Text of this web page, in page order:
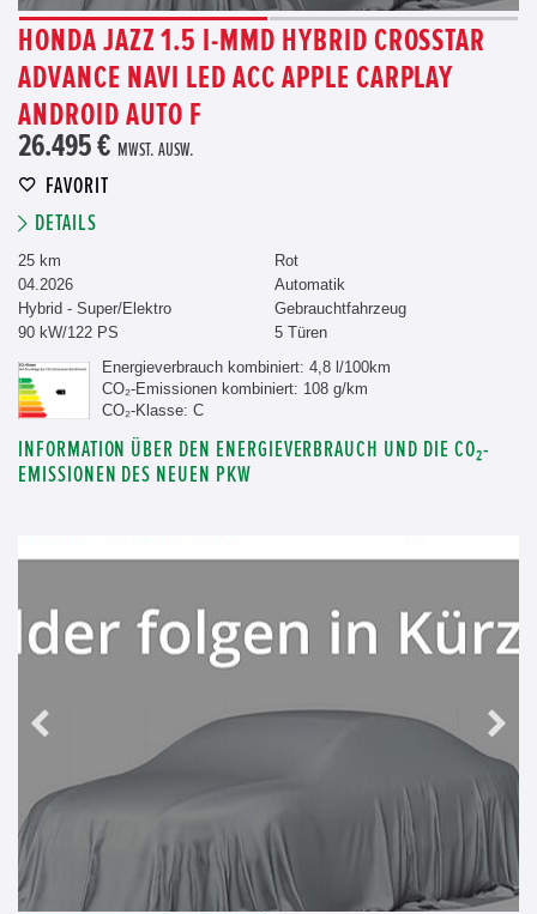
HONDA JAZZ 1.5 I-MMD HYBRID CROSSTAR
ADVANCE NAVI LED ACC APPLE CARPLAY
ANDROID AUTO F
26.495 € MWST. AUSW.
FAVORIT
DETAILS
25 km
04.2026
Hybrid - Super/Elektro
90 kW/122 PS
Rot
Automatik
Gebrauchtfahrzeug
5 Türen
Energieverbrauch kombiniert: 4,8 l/100km
CO₂-Emissionen kombiniert: 108 g/km
CO₂-Klasse: C
INFORMATION ÜBER DEN ENERGIEVERBRAUCH UND DIE CO₂-
EMISSIONEN DES NEUEN PKW